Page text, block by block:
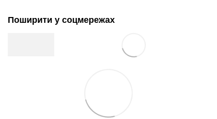
Поширити у соцмережах